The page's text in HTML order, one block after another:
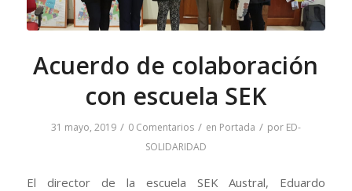
Acuerdo de colaboración
con escuela SEK
31 mayo, 2019 / 0 Comentarios / en Portada / por ED-
SOLIDARIDAD
El director de la escuela SEK Austral, Eduardo